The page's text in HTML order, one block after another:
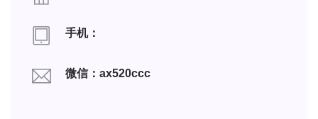
手机：
微信：ax520ccc